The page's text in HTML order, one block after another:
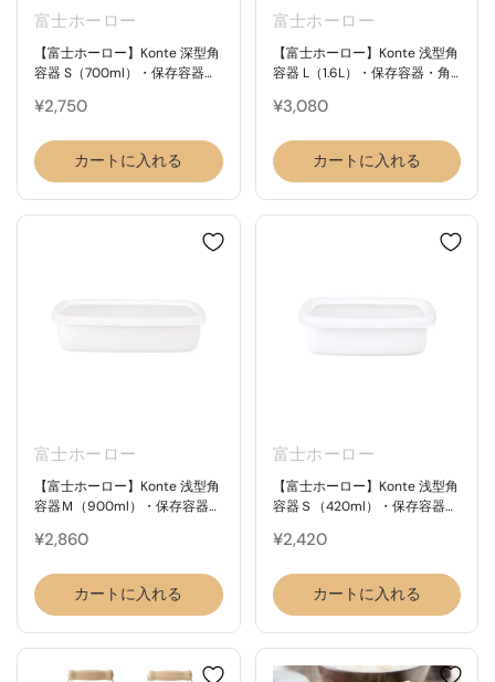
富士ホーロー
【富士ホーロー】Konte 深型角
容器 S（700ml）・保存容器・
¥2,750
カートに入れる
富士ホーロー
【富士ホーロー】Konte 浅型角
容器 L（1.6L）・保存容器・角
¥3,080
カートに入れる
富士ホーロー
【富士ホーロー】Konte 浅型角
容器Ｍ（900ml）・保存容器・
¥2,860
カートに入れる
富士ホーロー
【富士ホーロー】Konte 浅型角
容器Ｓ（420ml）・保存容器・
¥2,420
カートに入れる